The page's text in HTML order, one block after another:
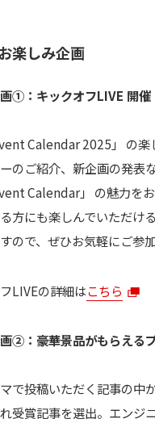
楽しみ企画
①：キックオフLIVE 開
Calendar 2025」 の楽
のご紹介、新企画の発表
Calendar」 の魅力を
方にも楽しんでいただけ
ので、ぜひお気軽にご参
LIVEの詳細はこちら
②：豪華景品がもらえる
で投稿いただく記事の中
受賞記事を選出。エンジ